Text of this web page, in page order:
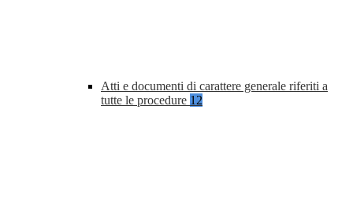
Atti e documenti di carattere generale riferiti a
tutte le procedure 12